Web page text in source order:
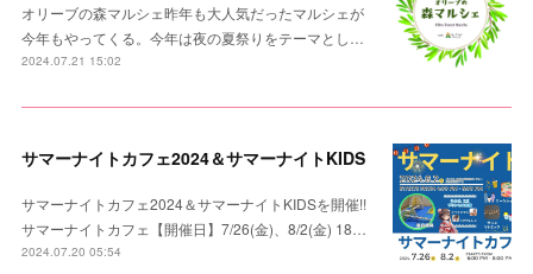
オリーブの森マルシェ昨年も大人気だったマルシェが
今年もやってくる。今年は夜の夏祭りをテーマとし…
2024.07.21 15:02
サマーナイトカフェ2024＆サマーナイトKIDS
サマーナイトカフェ2024＆サマーナイトKIDSを開催!!
サマーナイトカフェ【開催日】7/26(金)、8/2(金) 18…
2024.07.20 05:54